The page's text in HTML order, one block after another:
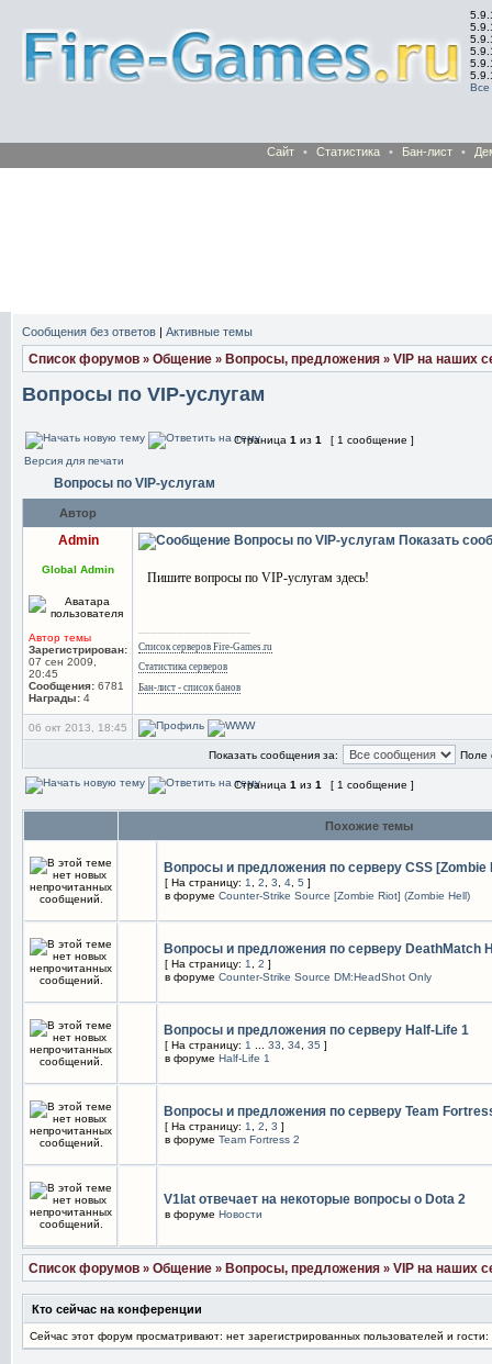
Все
Сайт • Статистика • Бан-лист •
Сообщения без ответов | Активные темы
Список форумов » Общение » Вопросы, предложения » VIP на наших
Вопросы по VIP-услугам
Страница 1 из 1
[ 1 сообщение ]
Версия для печати
Вопросы по VIP-услугам
Автор
Admin
Global Admin
Автор темы
Зарегистрирован:
07 сен 2009,
20:45
Сообщения: 6781
Награды: 4
Вопросы по VIP-услугам Показать
Пишите вопросы по VIP-услугам здесь!
Список серверов Fire-Games.ru
Статистика серверов
Бан-лист - список банов
06 окт 2013, 18:45
Показать сообщения за: Поле
Страница 1 из 1 [ 1 сообщение ]
Похожие темы
Вопросы и предложения по серверу CSS [Zombie
[ На страницу: 1 2 3 4 5 ]
в форуме Counter-Strike Source [Zombie Riot] (Zombie Hell)
Вопросы и предложения по серверу DeathMatch
[ На страницу: 1 2 ]
в форуме Counter-Strike Source DM:HeadShot Only
Вопросы и предложения по серверу Half-Life 1
[ На страницу: 1 33 34 35 ]
в форуме Half-Life 1
Вопросы и предложения по серверу Team
[ На страницу: 1 2 3 ]
в форуме Team Fortress 2
V1lat отвечает на некоторые вопросы о Dota 2
в форуме Новости
Список форумов » Общение » Вопросы, предложения » VIP на наших
Кто сейчас на конференции
Сейчас этот форум просматривают: нет зарегистрированных пользователей и гости: